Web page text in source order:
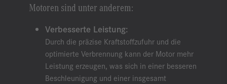
Motoren sind unter anderem:
Verbesserte Leistung:
Durch die präzise Kraftstoffzufuhr und die
optimierte Verbrennung kann der Motor mehr
Leistung erzeugen, was sich in einer besseren
Beschleunigung und einer insgesamt